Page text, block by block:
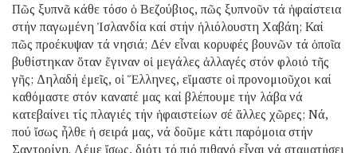
Πῶς ξυπνᾶ κάθε τόσο ὁ Βεζούβιος, πῶς ξυπνοῦν τά ἡφαίστεια
στήν παγωμένη Ἰσλανδία καί στήν ἡλιόλουστη Χαβάη; Καί
πῶς προέκυψαν τά νησιά; Δέν εἶναι κορυφές βουνῶν τά ὁποῖα
βυθίστηκαν ὅταν ἔγιναν οἱ μεγάλες ἀλλαγές στόν φλοιό τῆς
γῆς; Δηλαδή ἐμεῖς, οἱ Ἕλληνες, εἴμαστε οἱ προνομιοῦχοι καί
καθόμαστε στόν καναπέ μας καί βλέπουμε τήν λάβα νά
κατεβαίνει τίς πλαγιές τήν ἡφαιστείων σέ ἄλλες χῶρες; Νά,
πού ἴσως ἦλθε ἡ σειρά μας, νά δοῦμε κάτι παρόμοια στήν
Σαντορίνη. Λέμε ἴσως, διότι τό πιό πιθανό εἶναι νά σταματήσει